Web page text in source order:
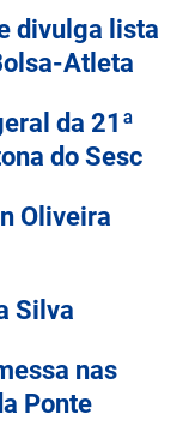
divulga lista
Atleta
da 21ª
do Sesc
Oliveira
Silva
nas
Ponte